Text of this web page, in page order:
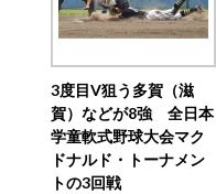
3度目V狙う多賀（滋
賀）などが8強 全日本
学童軟式野球大会マク
ドナルド・トーナメン
トの3回戦